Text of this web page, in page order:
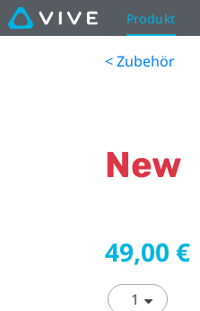
Produkt
< Zubehör
New
49,00 €